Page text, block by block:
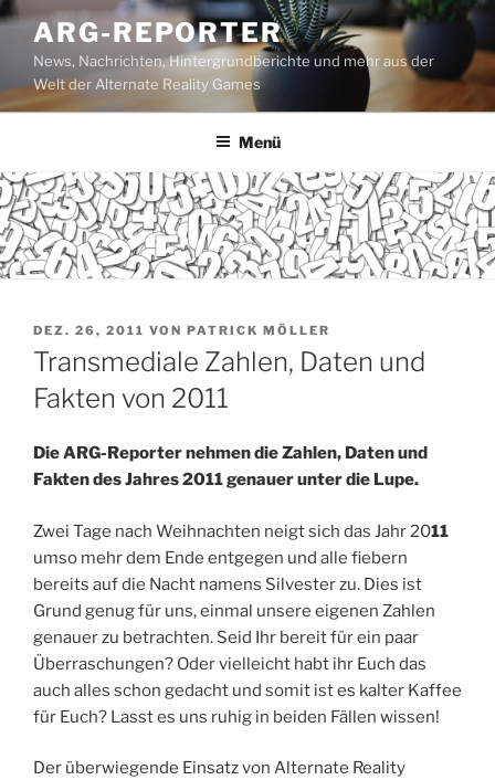
Zum
Inhalt
springen
ARG-REPORTER
News, Nachrichten, Hintergrundberichte und mehr aus der
Welt der Alternate Reality Games
Menü
VERÖFFENTLICHT
AM
DEZ. 26, 2011 VON PATRICK MÖLLER
Transmediale Zahlen, Daten und
Fakten von 2011
Die ARG-Reporter nehmen die Zahlen, Daten und
Fakten des Jahres 2011genauer unter die Lupe.
Zwei Tage nach Weihnachten neigt sich das Jahr 2011
umso mehr dem Ende entgegen und alle fiebern
bereits auf die Nacht namens Silvester zu. Dies ist
Grund genug für uns, einmal unsere eigenen Zahlen
genauer zu betrachten. Seid Ihr bereit für ein paar
Überraschungen? Oder vielleicht habt ihr Euch das
auch alles schon gedacht und somit ist es kalter Kaffee
für Euch? Lasst es uns ruhig in beiden Fällen wissen!
Der überwiegende Einsatz von Alternate Reality